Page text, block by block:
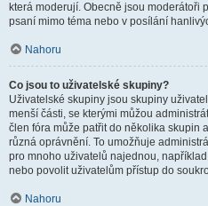
která moderují. Obecně jsou moderátoři
psaní mimo téma nebo v posílání
Nahoru
Co jsou to uživatelské skupiny?
Uživatelské skupiny jsou skupiny
menší části, se kterými můžou
člen fóra může patřit do několika skupin
různá oprávnění. To umožňuje
pro mnoho uživatelů najednou,
nebo povolit uživatelům přístup do
Nahoru